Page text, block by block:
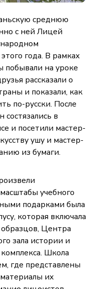
среднюю
с ней Лицей
года. В рамках
побывали на уроке
рассказали о
и показали, как
по-русски. После
в
и посетили мастер-
ушу и мастер-
из бумаги.
учебного
подарками была
которая включала
Центра
зала истории и
Школа
где представлены
их